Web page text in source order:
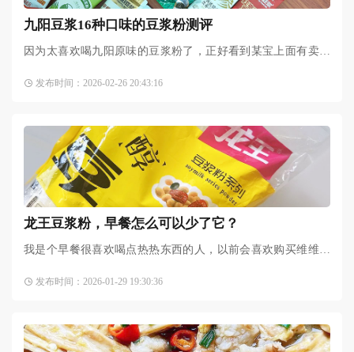
九阳豆浆16种口味的豆浆粉测评
因为太喜欢喝九阳原味的豆浆粉了，正好看到某宝上面有卖每
原味的最好喝。茉莉龙井
发布时间：2026-02-26 20:43:16
龙王豆浆粉，早餐怎么可以少了它？
我是个早餐很喜欢喝点热热东西的人，以前会喜欢购买维维豆
好看到这一款kfc豆浆味
发布时间：2026-01-29 19:30:36